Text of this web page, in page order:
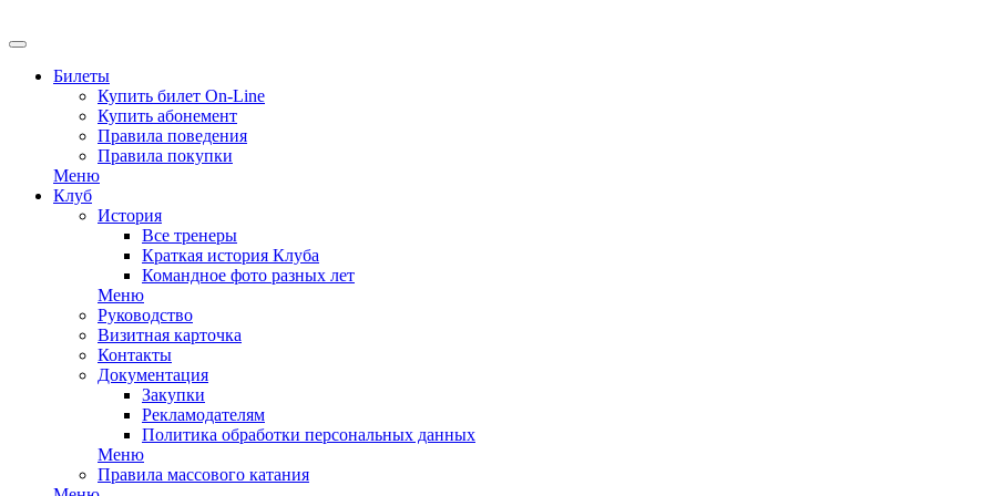
Билеты
Купить билет On-Line
Купить абонемент
Правила поведения
Правила покупки
Меню
Клуб
История
Все тренеры
Краткая история Клуба
Командное фото разных лет
Меню
Руководство
Визитная карточка
Контакты
Документация
Закупки
Рекламодателям
Политика обработки персональных данных
Меню
Правила массового катания